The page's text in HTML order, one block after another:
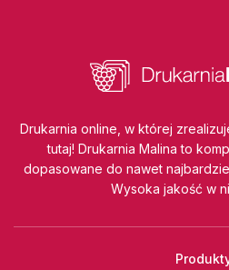
Drukarnia online, w której
tutaj! Drukarnia Malina to
dopasowane do nawet
Wysoka jakość w